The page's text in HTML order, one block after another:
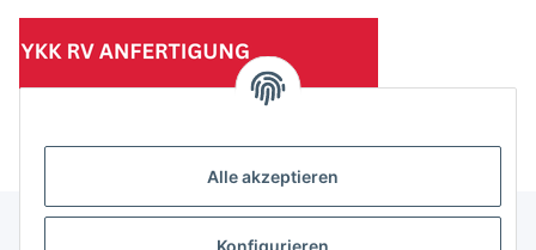
Alle akzeptieren
(Mindesttabnahmemenge 10 Stück je Länge und Farbe)